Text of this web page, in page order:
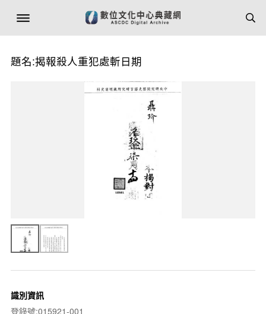
題名:揭報殺人重犯處斬日期
識別資訊
登錄號:015921-001